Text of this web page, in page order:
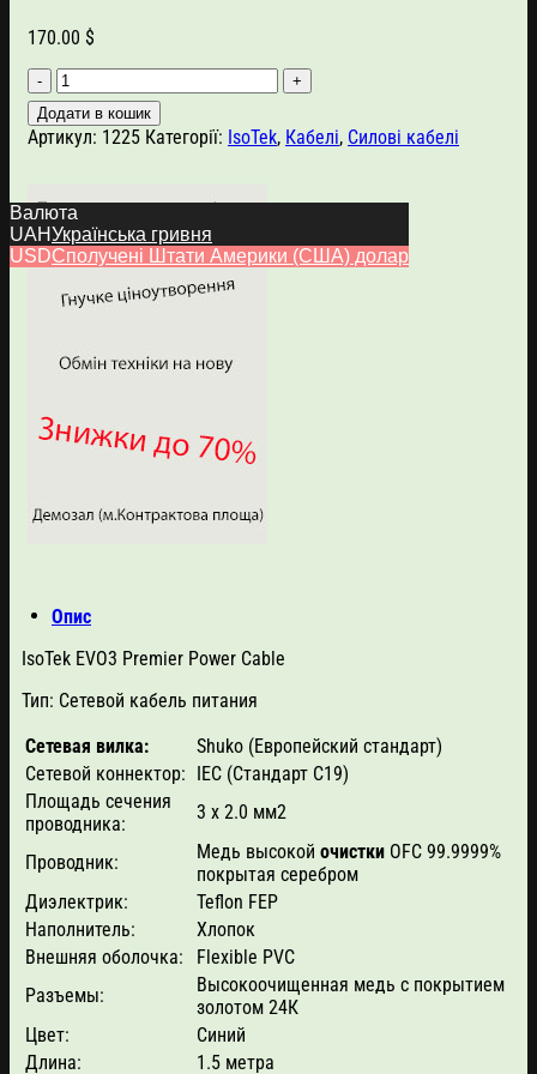
170.00 $
IsoTek
EVO3
Premier
Power
кількість
Додати в кошик
Артикул: 1225 Категорії: IsoTek, Кабелі, Силові кабелі
Опис
IsoTek EVO3 Premier Power Cable
Тип: Cетевой кабель питания
Сетевая вилка:
Shuko (Европейский стандарт)
Сетевой коннектор:
IEC (Стандарт С19)
Площадь сечения
проводника:
3 x 2.0 мм2
Проводник: Медь высокой очистки OFC 99.9999%
покрытая серебром
Диэлектрик:
Teflon FEP
Наполнитель:
Хлопок
Внешняя оболочка:
Flexible PVC
Разъемы:
Высокоочищенная медь с покрытием
золотом 24К
Цвет:
Синий
Длина:
1.5 метра
Валюта
UAHУкраїнська гривня
USDСполучені Штати Америки (США) долар